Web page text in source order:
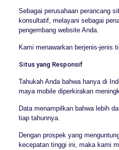
Sebagai perusahaan perancang
konsultatif, melayani sebagai
pengembang website Anda.
Kami menawarkan berjenis-jenis
Situs yang Responsif
Tahukah Anda bahwa hanya di
maya mobile diperkirakan
Data menampilkan bahwa lebih
tiap tahunnya.
Dengan prospek yang
kecepatan tinggi ini, maka kami